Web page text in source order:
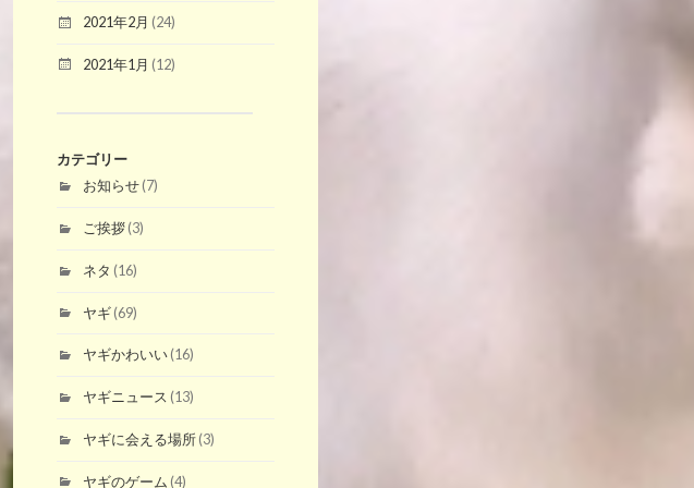
2021年2月 (24)
2021年1月 (12)
カテゴリー
お知らせ(7)
ご挨拶(3)
ネタ (16)
ヤギ(69)
ヤギかわいい(16)
ヤギニュース (13)
ヤギに会える場所(3)
ヤギのゲーム (4)